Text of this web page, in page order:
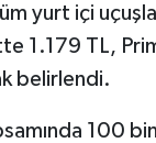
yurt içi
1.179 TL,
belirlendi.
100